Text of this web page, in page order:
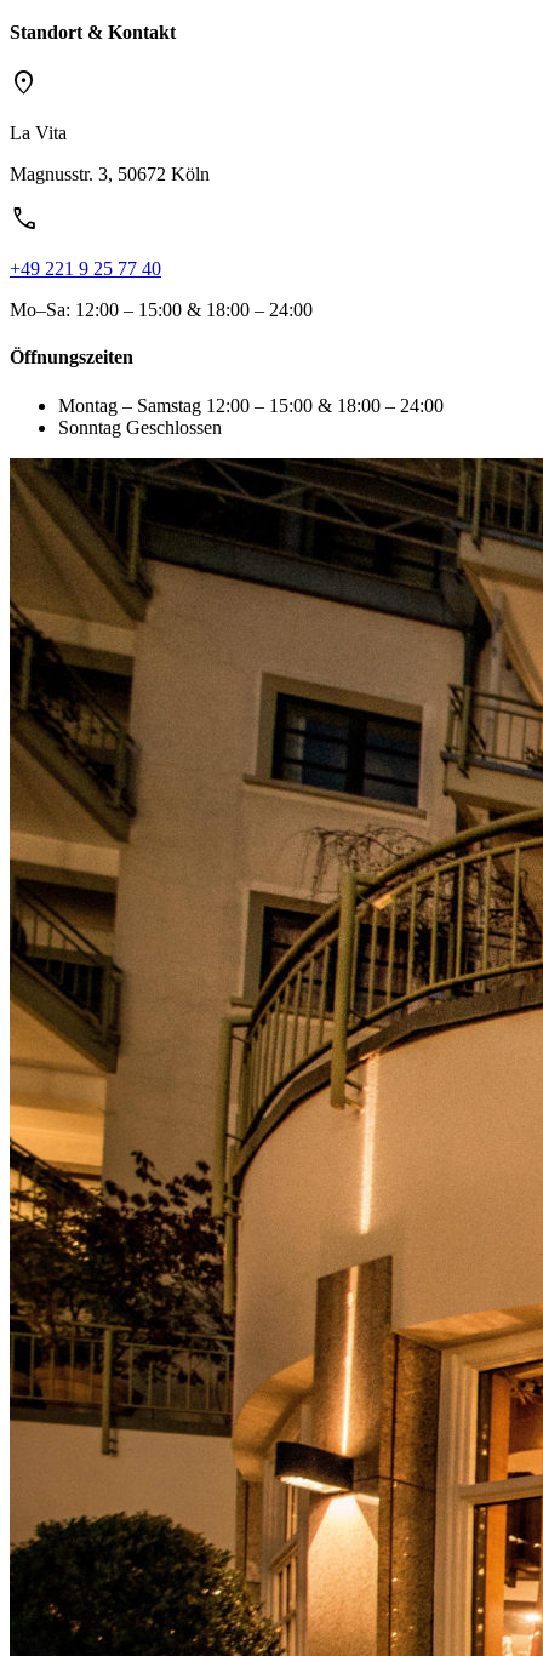
Standort & Kontakt
location_on
La Vita
Magnusstr. 3, 50672 Köln
call
+49 221 9 25 77 40
Mo–Sa: 12:00 – 15:00 & 18:00 – 24:00
Öffnungszeiten
Montag – Samstag 12:00 – 15:00 & 18:00 – 24:00
Sonntag Geschlossen